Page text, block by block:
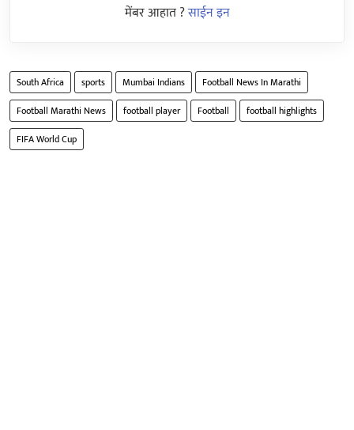
मेंबर आहात ?साईन इन
South Africa sports Mumbai Indians
Football News In Marathi
Football Marathi News
football player Football
football highlights
FIFA World Cup